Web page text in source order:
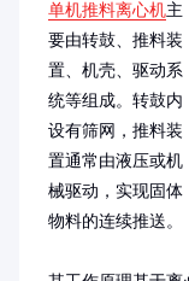
单机推料离心机主
要由转鼓、推料装
置、机壳、驱动系
统等组成。转鼓内
设有筛网，推料装
置通常由液压或机
械驱动，实现固体
物料的连续推送。